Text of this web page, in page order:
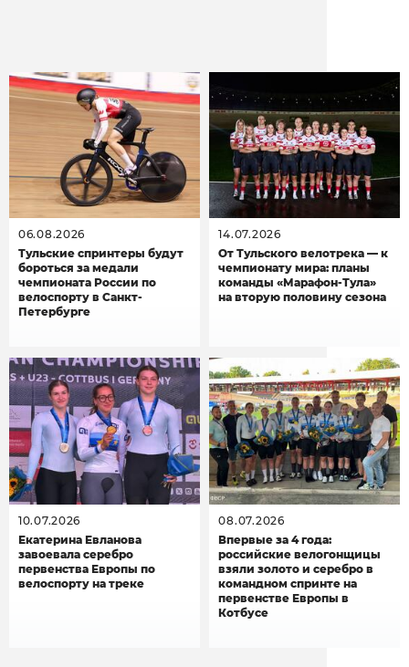
06.08.2026
Тульские спринтеры будут
бороться за медали
чемпионата России по
велоспорту в Санкт-
Петербурге
14.07.2026
От Тульского велотрека — к
чемпионату мира: планы
команды «Марафон-Тула»
на вторую половину сезона
10.07.2026
Екатерина Евланова
завоевала серебро
первенства Европы по
велоспорту на треке
08.07.2026
Впервые за 4 года:
российские велогонщицы
взяли золото и серебро в
командном спринте на
первенстве Европы в
Котбусе